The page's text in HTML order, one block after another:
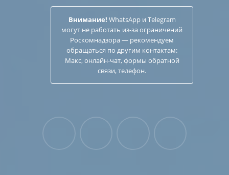
Внимание! WhatsApp и Telegram
могут не работать из-за ограничений
Роскомнадзора — рекомендуем
обращаться по другим контактам:
Макс, онлайн-чат, формы обратной
связи, телефон.